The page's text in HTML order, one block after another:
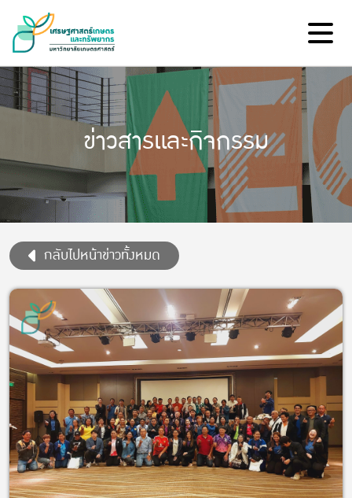
ข่าวสารและกิจกรรม
กลับไปหน้าข่าวทั้งหมด